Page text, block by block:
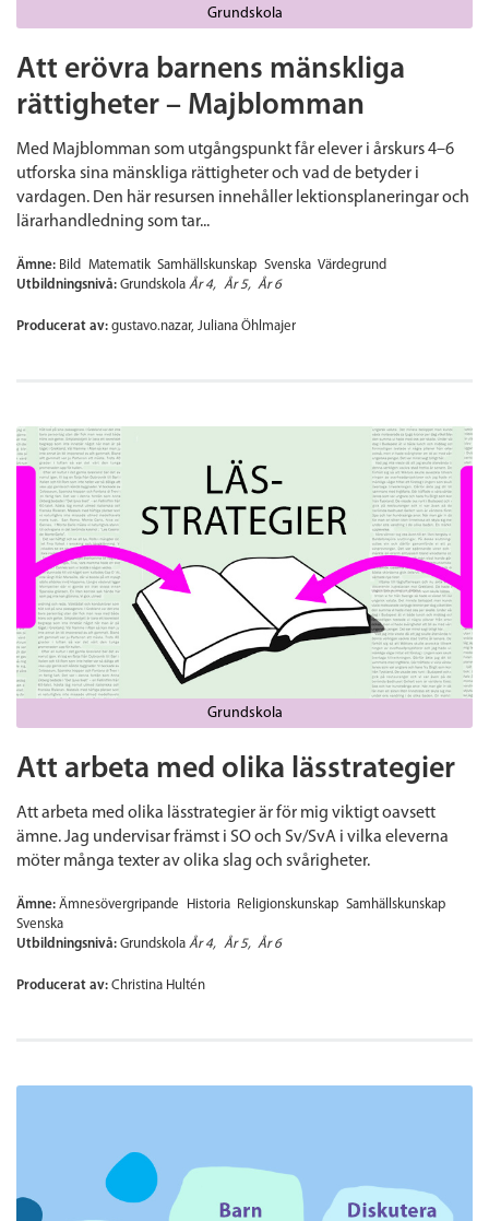
Grundskola
Att erövra barnens mänskliga
rättigheter – Majblomman
Med Majblomman som utgångspunkt får elever i årskurs 4–6
utforska sina mänskliga rättigheter och vad de betyder i
vardagen. Den här resursen innehåller lektionsplaneringar och
lärarhandledning som tar...
Ämne: Bild Matematik Samhällskunskap Svenska Värdegrund
Utbildningsnivå: Grundskola År 4 År 5 År 6
Producerat av: gustavo.nazar, Juliana Öhlmajer
Grundskola
Att arbeta med olika lässtrategier
Att arbeta med olika lässtrategier är för mig viktigt oavsett
ämne. Jag undervisar främst i SO och Sv/SvA i vilka eleverna
möter många texter av olika slag och svårigheter.
Ämne: Ämnesövergripande Historia Religionskunskap Samhällskunskap
Svenska
Utbildningsnivå: Grundskola År 4 År 5 År 6
Producerat av: Christina Hultén